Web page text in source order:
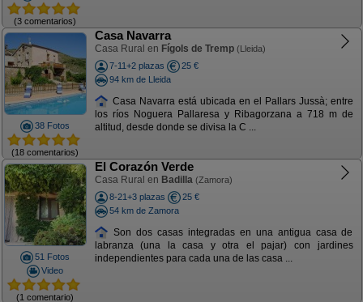
(3 comentarios)
38 Fotos
(18 comentarios)
Casa Navarra
Casa Rural en Fígols de Tremp (Lleida)
7-11+2 plazas
25 €
94 km de Lleida
Casa Navarra está ubicada en el Pallars Jussà; entre
los ríos Noguera Pallaresa y Ribagorzana a 718 m de
altitud, desde donde se divisa la C ...
51 Fotos
Video
(1 comentario)
El Corazón Verde
Casa Rural en Badilla (Zamora)
8-21+3 plazas
25 €
54 km de Zamora
Son dos casas integradas en una antigua casa de
labranza (una la casa y otra el pajar) con jardines
independientes para cada una de las casa ...